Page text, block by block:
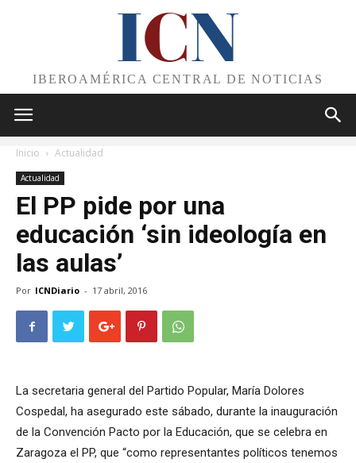
ICN
IBEROAMÉRICA CENTRAL DE NOTICIAS
Inicio Actualidad
Actualidad
El PP pide por una
educación ‘sin ideología en
las aulas’
Por ICNDiario - 17 abril, 2016
La secretaria general del Partido Popular, María Dolores
Cospedal, ha asegurado este sábado, durante la inauguración
de la Convención Pacto por la Educación, que se celebra en
Zaragoza el PP, que “como representantes políticos tenemos